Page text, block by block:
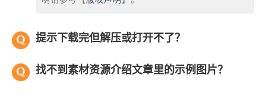
提示下载完但解压或打开不了？
找不到素材资源介绍文章里的示例图片？